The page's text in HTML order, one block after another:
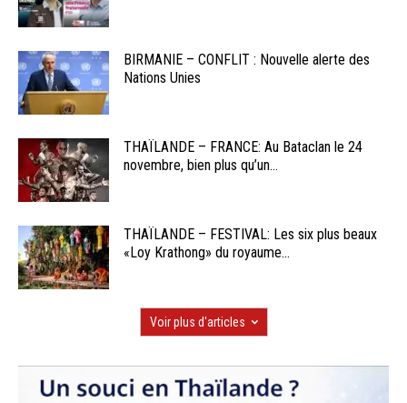
BIRMANIE – CONFLIT : Nouvelle alerte des
Nations Unies
THAÏLANDE – FRANCE: Au Bataclan le 24
novembre, bien plus qu’un...
THAÏLANDE – FESTIVAL: Les six plus beaux
«Loy Krathong» du royaume...
Voir plus d'articles